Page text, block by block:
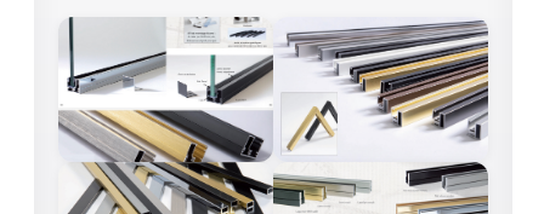
LES PROFILS PAROI DE VERRE
VITRINE EN VERRE
CONNECTEURS ET ASSEMBLAGE DE VERRES
PLATS ET CORNIÈRES